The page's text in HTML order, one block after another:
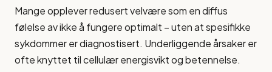
Mange opplever redusert velvære som en diffus
følelse av ikke å fungere optimalt – uten at spesifikke
sykdommer er diagnostisert. Underliggende årsaker er
ofte knyttet til cellulær energisvikt og betennelse.